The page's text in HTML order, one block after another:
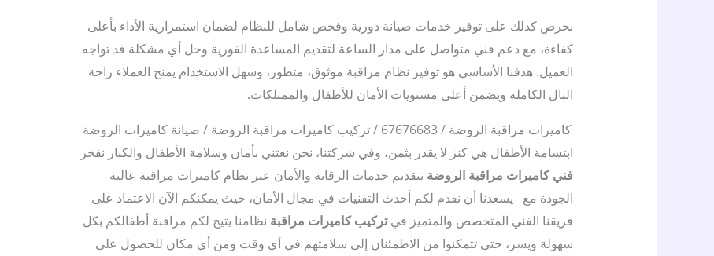
نحرص كذلك على توفير خدمات صيانة دورية وفحص شامل للنظام لضمان استمرارية الأداء بأعلى
كفاءة، مع دعم فني متواصل على مدار الساعة لتقديم المساعدة الفورية وحل أي مشكلة قد تواجه
العميل. هدفنا الأساسي هو توفير نظام مراقبة موثوق، متطور، وسهل الاستخدام يمنح العملاء راحة
البال الكاملة ويضمن أعلى مستويات الأمان للأطفال والممتلكات.
كاميرات مراقبة الروضة / 67676683 / تركيب كاميرات مراقبة الروضة / صيانة كاميرات الروضة
ابتسامة الأطفال هي كنز لا يقدر بثمن، وفي شركتنا، نحن نعتني بأمان وسلامة الأطفال والكبار نفخر
فني كاميرات مراقبة الروضة بتقديم خدمات الرقابة والأمان عبر نظام كاميرات مراقبة عالية
الجودة مع
يسعدنا أن نقدم لكم أحدث التقنيات في مجال الأمان، حيث يمكنكم الآن الاعتماد على
فريقنا الفني المتخصص والمتميز فيتركيب كاميرات مراقبة نظامنا يتيح لكم مراقبة أطفالكم بكل
سهولة ويسر، حتى تتمكنوا من الاطمئنان إلى سلامتهم في أي وقت ومن أي مكان للحصول على